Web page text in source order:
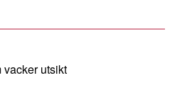
vacker utsikt